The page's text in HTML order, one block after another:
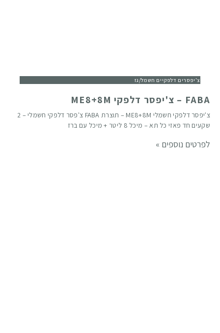
צ'יפסרים דלפקיים חשמל/גז
FABA – צ'יפסר דלפקי ME8+8M
צ'יפסר דלפקי חשמלי ME8+8M – תוצרת FABA צ'פסר דלפקי חשמלי – 2
שקעים חד פאזי כל תא – מיכל 8 ליטר + מיכל עם ברז
לפרטים נוספים »